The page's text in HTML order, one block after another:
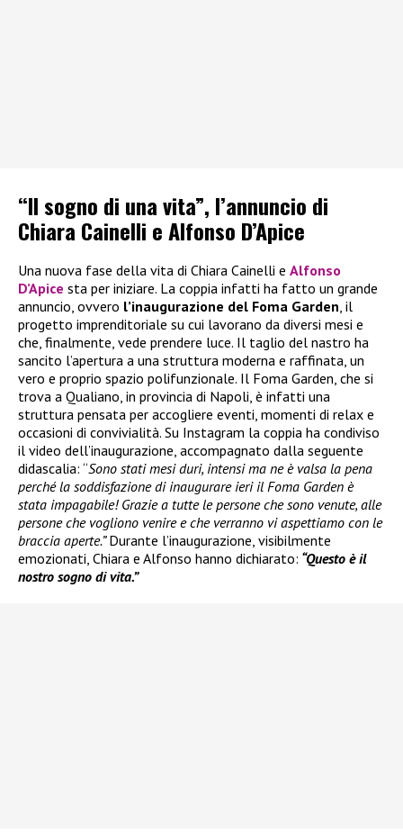
“Il sogno di una vita”, l’annuncio di
Chiara Cainelli e Alfonso D’Apice
Una nuova fase della vita di Chiara Cainelli e Alfonso
D’Apice sta per iniziare. La coppia infatti ha fatto un grande
annuncio, ovvero l’inaugurazione del Foma Garden , il
progetto imprenditoriale su cui lavorano da diversi mesi e
che, finalmente, vede prendere luce. Il taglio del nastro ha
sancito l’apertura a una struttura moderna e raffinata, un
vero e proprio spazio polifunzionale. Il Foma Garden, che si
trova a Qualiano, in provincia di Napoli, è infatti una
struttura pensata per accogliere eventi, momenti di relax e
occasioni di convivialità. Su Instagram la coppia ha condiviso
il video dell’inaugurazione, accompagnato dalla seguente
didascalia: “Sono stati mesi duri, intensi ma ne è valsa la pena
perché la soddisfazione di inaugurare ieri il Foma Garden è
stata impagabile! Grazie a tutte le persone che sono venute, alle
persone che vogliono venire e che verranno vi aspettiamo con le
braccia aperte.”Durante l’inaugurazione, visibilmente
emozionati, Chiara e Alfonso hanno dichiarato: “Questo è il
nostro sogno di vita.”